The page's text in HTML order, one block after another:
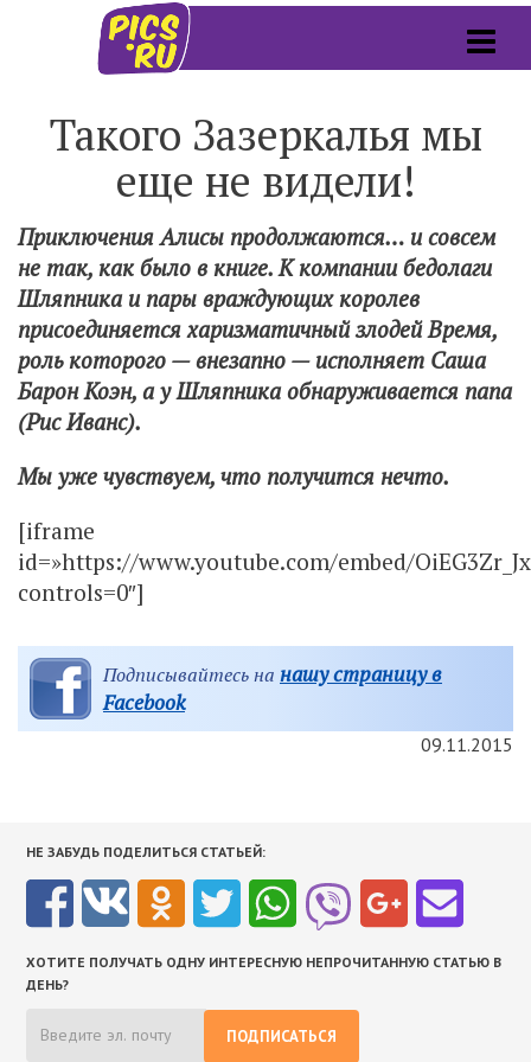
Такого Зазеркалья мы
еще не видели!
Приключения Алисы продолжаются… и совсем
не так, как было в книге. К компании бедолаги
Шляпника и пары враждующих королев
присоединяется харизматичный злодей Время,
роль которого — внезапно — исполняет Саша
Барон Коэн, а у Шляпника обнаруживается папа
(Рис Иванс).
Мы уже чувствуем, что получится нечто.
[iframe
id=»https://www.youtube.com/embed/
controls=0″]
Подписывайтесь на нашу страницу в
Facebook
09.11.2015
НЕ ЗАБУДЬ ПОДЕЛИТЬСЯ СТАТЬЕЙ:
ХОТИТЕ ПОЛУЧАТЬ ОДНУ ИНТЕРЕСНУЮ НЕПРОЧИТАННУЮ СТАТЬЮ В
ДЕНЬ?
ПОДПИСАТЬСЯ